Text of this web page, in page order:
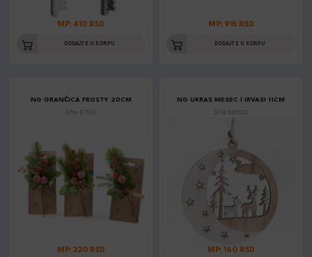
MP: 410 RSD
DODAJTE U KORPU
MP: 915 RSD
DODAJTE U KORPU
NG GRANČICA FROSTY 20CM
Šifra: 67590
MP: 320 RSD
NG UKRAS MESEC I IRVASI 11CM
Šifra: 060323
MP: 160 RSD